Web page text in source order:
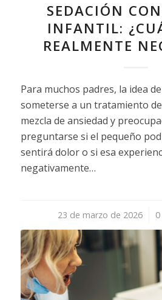
SEDACIÓN
INFANTIL:
REALMENTE
Para muchos padres, la idea
someterse a un tratamiento
mezcla de ansiedad y
preguntarse si el pequeño
sentirá dolor o si esa
negativamente…
23 de marzo de 2026
/